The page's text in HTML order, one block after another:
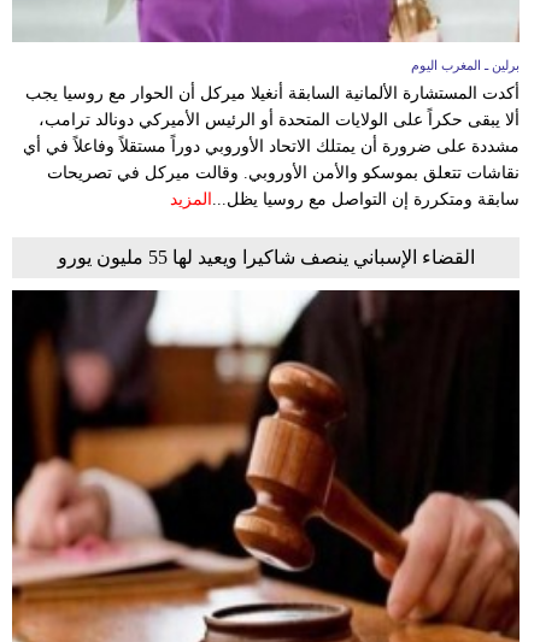
تعليم
إسلامية
علوم
وتكنولوجيا
مدوَّنات
أبراج
فيديو
سيارات
برلين ـ المغرب اليوم
أكدت المستشارة الألمانية السابقة أنغيلا ميركل أن الحوار مع روسيا يجب
ألا يبقى حكراً على الولايات المتحدة أو الرئيس الأميركي دونالد ترامب،
مشددة على ضرورة أن يمتلك الاتحاد الأوروبي دوراً مستقلاً وفاعلاً في أي
نقاشات تتعلق بموسكو والأمن الأوروبي. وقالت ميركل في تصريحات
سابقة ومتكررة إن التواصل مع روسيا يظل... المزيد
القضاء الإسباني ينصف شاكيرا ويعيد لها 55 مليون يورو